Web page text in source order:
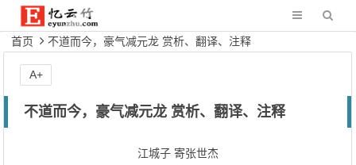
首页 不道而今，豪气减元龙 赏析、翻译、注释
不道而今，豪气减元龙 赏析、翻译、注释
江城子 寄张世杰
A+